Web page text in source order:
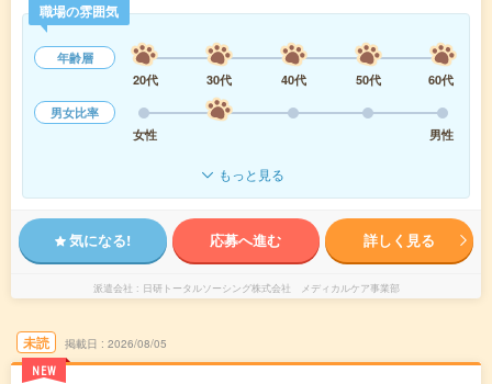
職場の雰囲気
年齢層
20代
30代 40代 50代
60代
男女比率
女性
男性
もっと見る
気になる! 応募へ進む 詳しく見る
派遣会社 日研トータルソーシング株式会社 メディカルケア事業部
未読
NEW
掲載日 2026/08/05